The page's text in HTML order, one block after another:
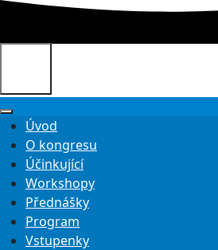
Úvod
O kongresu
Účinkující
Workshopy
Přednášky
Program
Vstupenky